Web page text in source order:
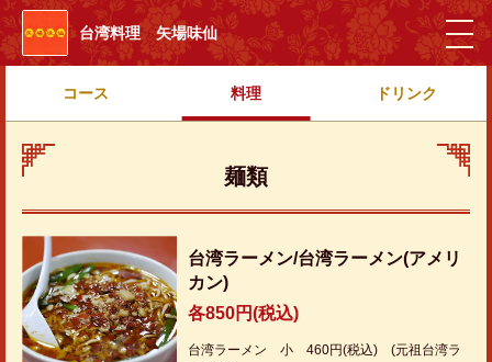
台湾料理 矢場味仙
コース 料理 ドリンク
麺類
台湾ラーメン/台湾ラーメン(アメリ
カン)
各850円(税込)
台湾ラーメン 小 460円(税込) (元祖台湾ラ